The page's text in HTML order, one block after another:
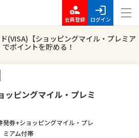
会員登録 ログイン
(VISA)【ショッピングマイル・プレミア
ポイントを貯める！
ピングマイル・プレミ
発券+ショッピングマイル・プレ
ミアム付帯